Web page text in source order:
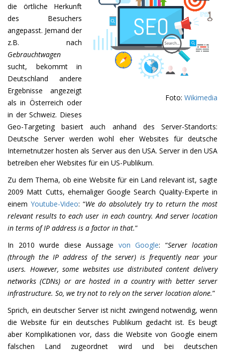
Foto: Wikimedia
die örtliche Herkunft
des Besuchers
angepasst. Jemand der
z.B. nach
Gebrauchtwagen
sucht, bekommt in
Deutschland andere
Ergebnisse angezeigt
als in Österreich oder
in der Schweiz. Dieses
Geo-Targeting basiert auch anhand des Server-Standorts:
Deutsche Server werden wohl eher Websites für deutsche
Internetnutzer hosten als Server aus den USA. Server in den USA
betreiben eher Websites für ein US-Publikum.
Zu dem Thema, ob eine Website für ein Land relevant ist, sagte
2009 Matt Cutts, ehemaliger Google Search Quality-Experte in
einemYoutube-Video: “We do absolutely try to return the most
relevant results to each user in each country. And server location
in terms of IP address is a factor in that.”
In 2010 wurde diese Aussage von Google: “Server location
(through the IP address of the server) is frequently near your
users. However, some websites use distributed content delivery
networks (CDNs) or are hosted in a country with better server
infrastructure. So, we try not to rely on the server location alone.”
Sprich, ein deutscher Server ist nicht zwingend notwendig, wenn
die Website für ein deutsches Publikum gedacht ist. Es beugt
aber Komplikationen vor, dass die Website von Google einem
falschen Land zugeordnet wird und bei deutschen